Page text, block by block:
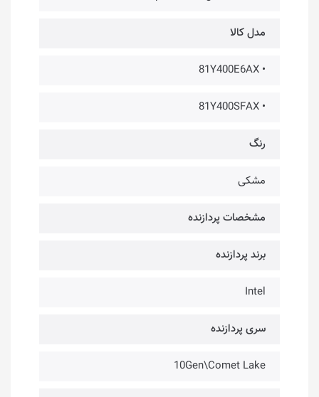
مدل کالا
• 81Y400E6AX
• 81Y400SFAX
رنگ
مشکی
مشخصات پردازنده
برند پردازنده
Intel
سری پردازنده
10Gen\Comet Lake